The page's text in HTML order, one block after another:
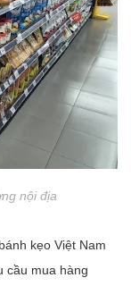
nội địa
kẹo Việt Nam
cầu mua hàng